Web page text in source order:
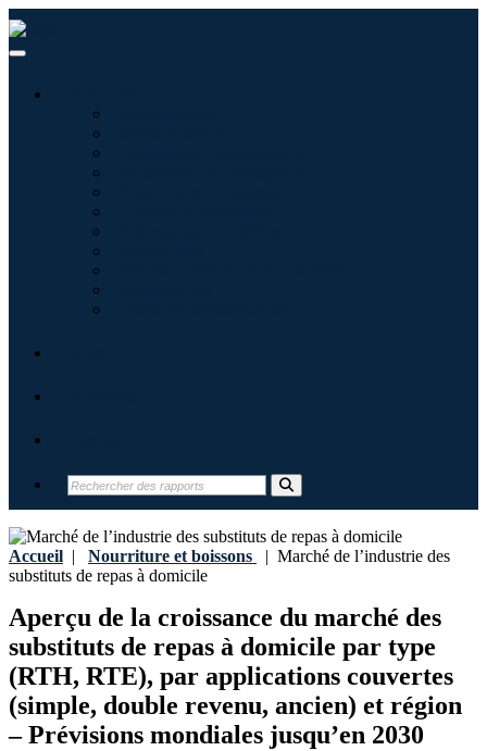
Accueil | Nourriture et boissons | Marché de l’industrie des
substituts de repas à domicile
Aperçu de la croissance du marché des
substituts de repas à domicile par type
(RTH, RTE), par applications couvertes
(simple, double revenu, ancien) et région
– Prévisions mondiales jusqu’en 2030